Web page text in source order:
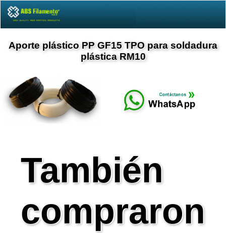
Aporte plástico PP GF15 TPO para soldadura
plástica RM10
También
compraron